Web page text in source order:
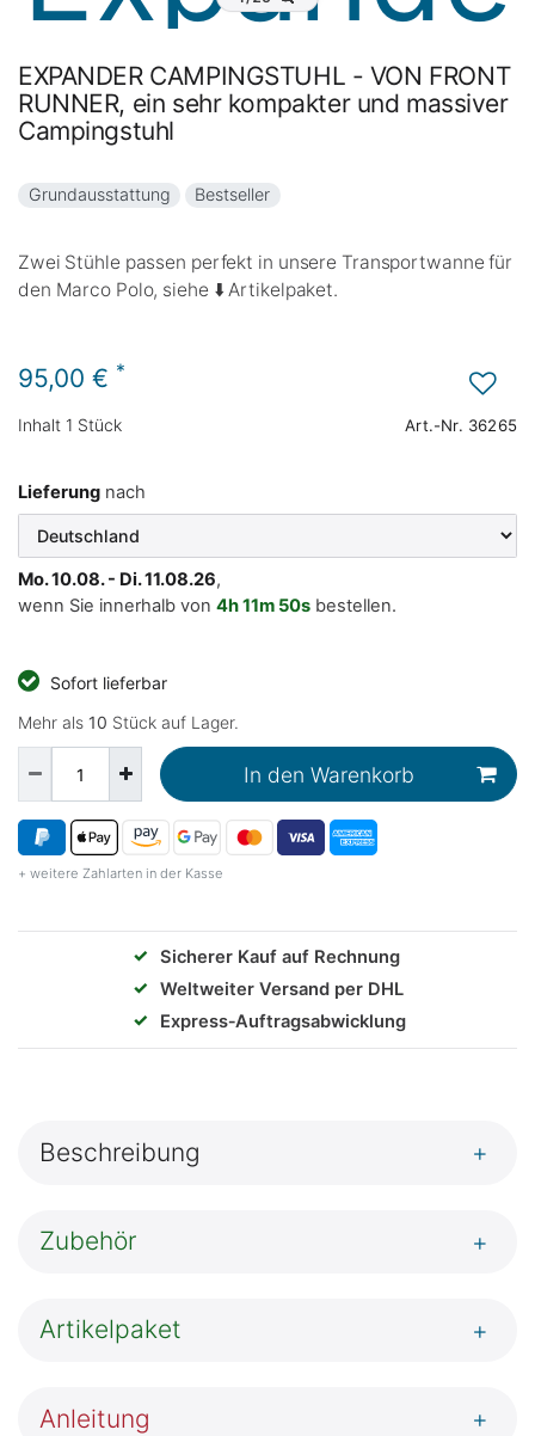
EXPANDER CAMPINGSTUHL - VON FRONT
RUNNER, ein sehr kompakter und massiver
Campingstuhl
Grundausstattung Bestseller
Zwei Stühle passen perfekt in unsere Transportwanne für
den Marco Polo, siehe ⬇️ Artikelpaket.
95,00 € *
Inhalt 1 Stück Art.-Nr. 36265
Lieferung nach
Mo. 10.08. - Di. 11.08.26,
wenn Sie innerhalb von 4h11m 50s bestellen.
Sofort lieferbar
Mehr als 10 Stück auf Lager.
In den Warenkorb
+ weitere Zahlarten in der Kasse
✓
Sicherer Kauf auf Rechnung
✓
Weltweiter Versand per DHL
✓
Express‑Auftragsabwicklung
Beschreibung +
Zubehör +
Artikelpaket +
Anleitung +